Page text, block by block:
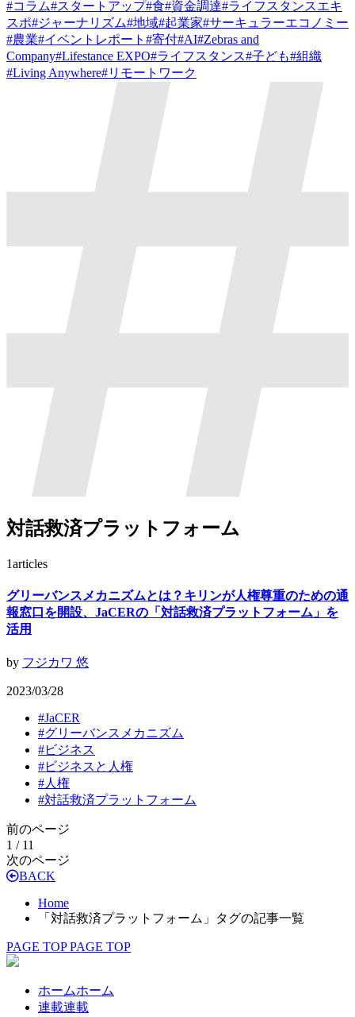
#コラム#スタートアップ#食#資金調達#ライフスタンスエキ
スポ#ジャーナリズム#地域#起業家#サーキュラーエコノミー
#農業#イベントレポート #寄付#AI#Zebras and
Company#Lifestance EXPO#ライフスタンス#子ども#組織
#Living Anywhere#リモートワーク
対話救済プラットフォーム
1articles
グリーバンスメカニズムとは？キリンが人権尊重のための通
報窓口を開設、JaCERの「対話救済プラットフォーム」を
活用
by フジカワ 悠
2023/03/28
#JaCER
#グリーバンスメカニズム
#ビジネス
#ビジネスと人権
#人権
#対話救済プラットフォーム
前のページ
1 / 11
次のページ
BACK
Home
「対話救済プラットフォーム」タグの記事一覧
PAGE TOP PAGE TOP
ホームホーム
連載連載